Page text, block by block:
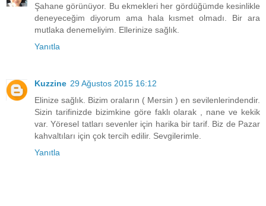
Şahane görünüyor. Bu ekmekleri her gördüğümde kesinlikle
deneyeceğim diyorum ama hala kısmet olmadı. Bir ara
mutlaka denemeliyim. Ellerinize sağlık.
Yanıtla
Kuzzine 29 Ağustos 2015 16:12
Elinize sağlık. Bizim oraların ( Mersin ) en sevilenlerindendir.
Sizin tarifinizde bizimkine göre faklı olarak , nane ve kekik
var. Yöresel tatları sevenler için harika bir tarif. Biz de Pazar
kahvaltıları için çok tercih edilir. Sevgilerimle.
Yanıtla